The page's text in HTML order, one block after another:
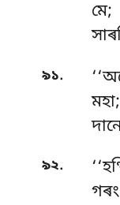
মে;
৯১.
মহা;
৯২.